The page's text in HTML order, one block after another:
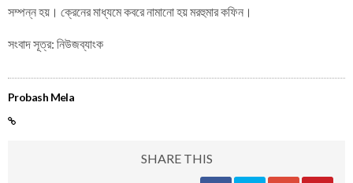
সম্পন্ন হয়। ক্রেনের মাধ্যমে কবরে নামানো হয় মরহুমার কফিন।
সংবাদ সূত্র: নিউজব্যাংক
Probash Mela
SHARE THIS